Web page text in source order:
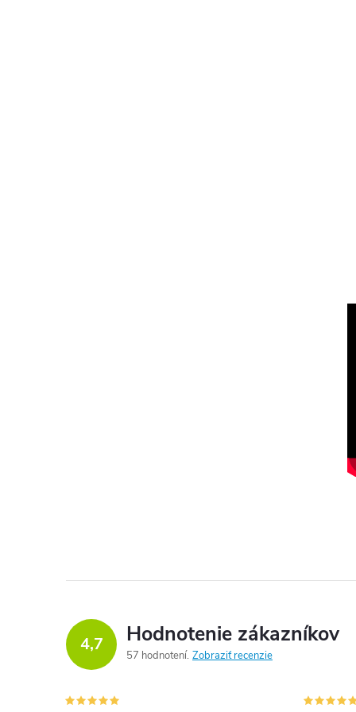
4,7 Hodnotenie zákazníkov
57 hodnotení Zobraziť recenzie